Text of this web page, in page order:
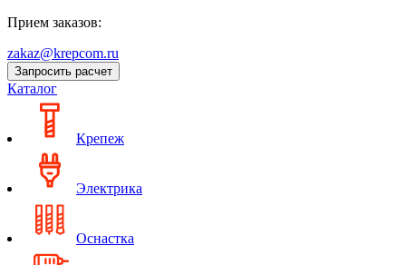
Прием заказов:
zakaz@krepcom.ru
Запросить расчет
Каталог
Крепеж
Электрика
Оснастка